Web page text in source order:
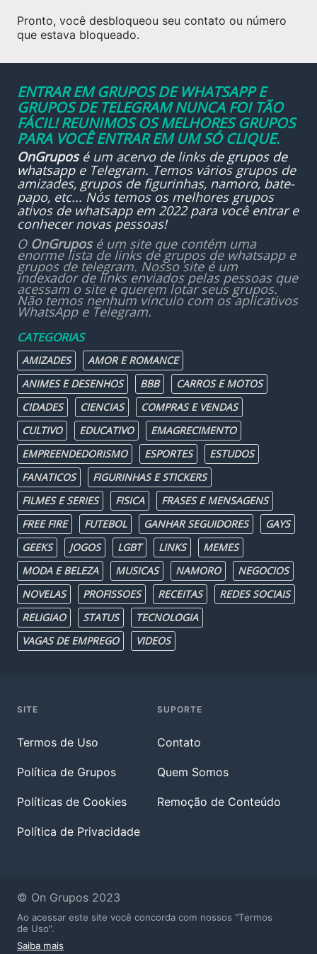
Pronto, você desbloqueou seu contato ou número
que estava bloqueado.
ENTRAR EM GRUPOS DE WHATSAPP E
GRUPOS DE TELEGRAM NUNCA FOI TÃO
FÁCIL! REUNIMOS OS MELHORES GRUPOS
PARA VOCÊ ENTRAR EM UM SÓ CLIQUE.
OnGruposé um acervo de links de grupos de
whatsappe Telegram. Temos vários grupos de
amizades, grupos de figurinhas, namoro, bate-
papo, etc... Nós temos os melhores grupos
ativos de whatsapp em 2022 para você entrar e
conhecer novas pessoas!
O OnGruposé um site que contém uma
enorme lista de links de grupos de whatsapp e
grupos de telegram. Nosso site é um
indexador de links enviados pelas pessoas que
acessam o site e querem lotar seus grupos.
Não temos nenhum vínculo com os aplicativos
WhatsApp e Telegram.
CATEGORIAS
AMIZADES
AMOR E ROMANCE
ANIMES E DESENHOS
BBB
CARROS E MOTOS
CIDADES
CIENCIAS
COMPRAS E VENDAS
CULTIVO
EDUCATIVO
EMAGRECIMENTO
EMPREENDEDORISMO
ESPORTES
ESTUDOS
FANATICOS
FIGURINHAS E STICKERS
FILMES E SERIES
FISICA
FRASES E MENSAGENS
FREE FIRE
FUTEBOL GANHAR SEGUIDORES
GAYS
GEEKS
JOGOS LGBT LINKS
MEMES
MODA E BELEZA
MUSICAS NAMORO
NEGOCIOS
NOVELAS
PROFISSOES RECEITAS
REDES SOCIAIS
RELIGIAO
STATUS
TECNOLOGIA
VAGAS DE EMPREGO
VIDEOS
SITE
Termos de Uso
Política de Grupos
Políticas de Cookies
Política de Privacidade
SUPORTE
Contato
Quem Somos
Remoção de Conteúdo
© On Grupos 2023
Ao acessar este site você concorda com nossos "Termos
de Uso".
Saiba mais